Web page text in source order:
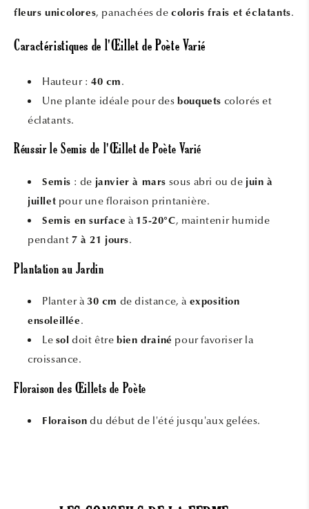
fleurs unicolores, panachées decoloris frais et éclatants.
Caractéristiques de l'Œillet de Poète Varié
Hauteur : 40 cm .
Une plante idéale pour desbouquets colorés et
éclatants.
Réussir le Semis de l'Œillet de Poète Varié
Semis : de janvier à mars sous abri ou de juin à
juillet pour une floraison printanière.
Semis en surface à 15-20°C, maintenir humide
pendant 7 à 21 jours.
Plantation au Jardin
Planter à 30 cm de distance, à exposition
ensoleillée .
Le sol doit êtrebien drainé pour favoriser la
croissance.
Floraison des Œillets de Poète
Floraison du début de l'été jusqu'aux gelées.